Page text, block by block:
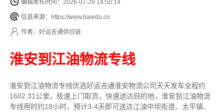
编辑发布时间：2026-07-29 14:50:14
信息来源：https://www.baiedu.cn
作者：好运吉通供应链
淮安到江油物流专线
淮安到江油物流专线优选好运吉通淮安物流公司天天发车全程约
1602.31公里， 极速上门取货，快速送达目的地，淮安到江油物流
专线用时约18小时，预计3-4天即可送达江油中坝街道、太平镇、